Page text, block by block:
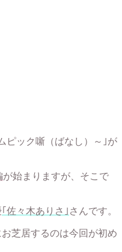
ピック噺（ばなし）～｣が
が始まりますが、そこで
｢佐々木ありさ｣ さんです。
芝居するのは今回が初め